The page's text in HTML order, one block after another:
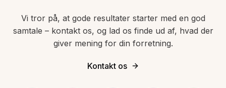
Vi tror på, at gode resultater starter med en god
samtale – kontakt os, og lad os finde ud af, hvad der
giver mening for din forretning.
Kontakt os